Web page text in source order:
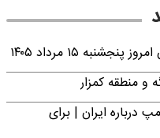
۱۵ مرداد ۱۴۰۵
منطقه کمزار
درباره ایران | برای